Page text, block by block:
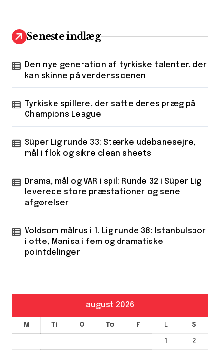
Seneste indlæg
Den nye generation af tyrkiske talenter, der
kan skinne på verdensscenen
Tyrkiske spillere, der satte deres præg på
Champions League
Süper Lig runde 33: Stærke udebanesejre,
mål i flok og sikre clean sheets
Drama, mål og VAR i spil: Runde 32 i Süper Lig
leverede store præstationer og sene
afgørelser
Voldsom målrus i 1. Lig runde 38: Istanbulspor
i otte, Manisa i fem og dramatiske
pointdelinger
august 2026
M Ti O To F L S
1
2